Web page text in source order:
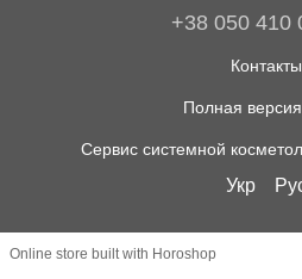
+38 050 410
Контакты
Полная
Сервис системной
Укр
Online store built with Horoshop